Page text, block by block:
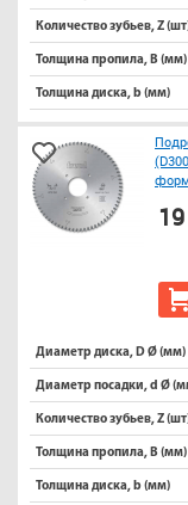
Количество зубьев, Z
Толщина пропила, B (мм)
Толщина диска, b (мм)
Диаметр диска, D Ø (мм)
Диаметр посадки, d Ø
Количество зубьев, Z
Толщина пропила, B (мм)
Толщина диска, b (мм)